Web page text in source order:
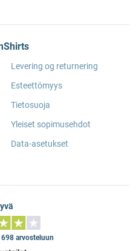
Levering og returnering
Esteettömyys
Tietosuoja
Yleiset sopimusehdot
Data-asetukset
698 arvosteluun